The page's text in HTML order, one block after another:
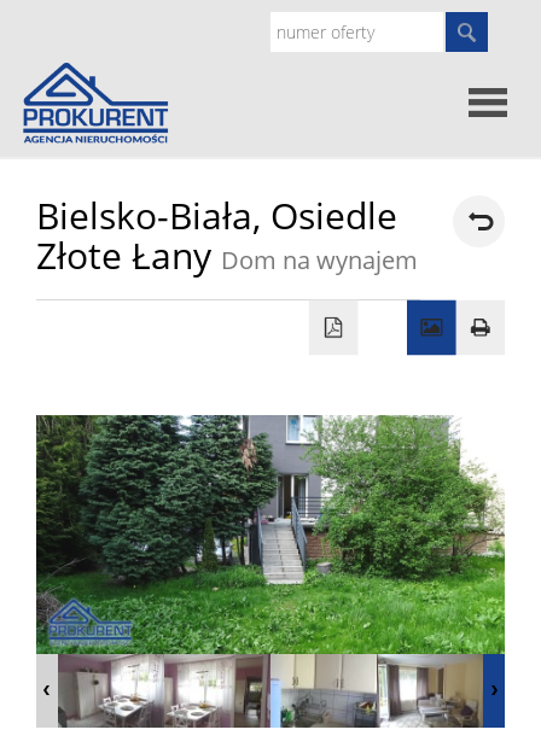
główna
nas
Zgłoś
Zgłoś
ofertę
Bielsko-Biała, Osiedle
Złote Łany Dom na wynajem